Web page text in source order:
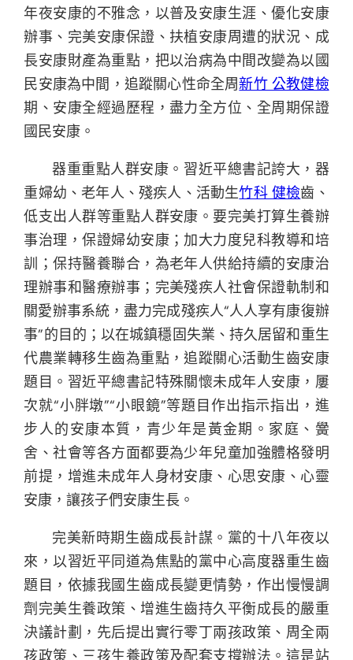
年夜安康的不雅念，以普及安康生涯、優化安康
辦事、完美安康保證、扶植安康周遭的狀況、成
長安康財產為重點，把以治病為中間改變為以國
民安康為中間，追蹤關心性命全周新竹 公教健檢
期、安康全經過歷程，盡力全方位、全周期保證
國民安康。
器重重點人群安康。習近平總書記誇大，器
重婦幼、老年人、殘疾人、活動生竹科 健檢齒、
低支出人群等重點人群安康。要完美打算生養辦
事治理，保證婦幼安康；加大力度兒科教導和培
訓；保持醫養聯合，為老年人供給持續的安康治
理辦事和醫療辦事；完美殘疾人社會保證軌制和
關愛辦事系統，盡力完成殘疾人“人人享有康復辦
事”的目的；以在城鎮穩固失業、持久居留和重生
代農業轉移生齒為重點，追蹤關心活動生齒安康
題目。習近平總書記特殊關懷未成年人安康，屢
次就“小胖墩”“小眼鏡”等題目作出指示指出，進
步人的安康本質，青少年是黃金期。家庭、黌
舍、社會等各方面都要為少年兒童加強體格發明
前提，增進未成年人身材安康、心思安康、心靈
安康，讓孩子們安康生長。
完美新時期生齒成長計謀。黨的十八年夜以
來，以習近平同道為焦點的黨中心高度器重生齒
題目，依據我國生齒成長變更情勢，作出慢慢調
劑完美生養政策、增進生齒持久平衡成長的嚴重
決議計劃，先后提出實行零丁兩孩政策、周全兩
孩政策、三孩生養政策及配套支撐辦法。這是站